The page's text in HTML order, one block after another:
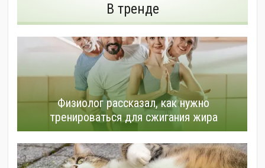
В тренде
Физиолог рассказал, как нужно
тренироваться для сжигания жира